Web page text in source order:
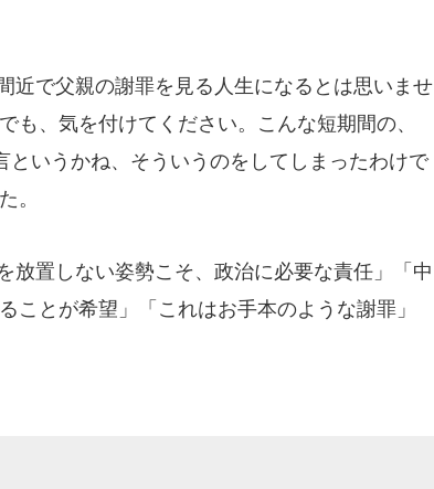
近で父親の謝罪を見る人生になるとは思いませ
も、気を付けてください。こんな短期間の、
いうかね、そういうのをしてしまったわけで
。
置しない姿勢こそ、政治に必要な責任」「中
ことが希望」「これはお手本のような謝罪」